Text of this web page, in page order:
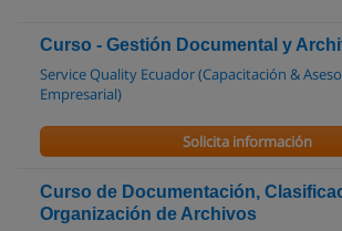
Curso - Gestión Documental y
Service Quality Ecuador (Capacitación &
Empresarial)
Solicita información
Curso de Documentación,
Organización de Archivos